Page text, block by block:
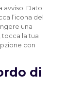
avviso. Dato
l’icona del
una
la tua
con
di